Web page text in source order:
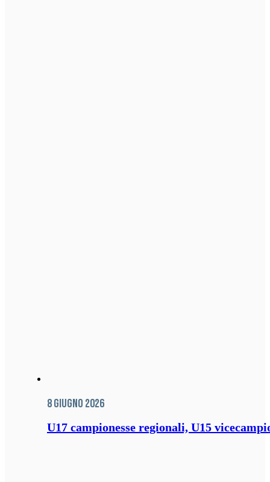
8 Giugno 2026
U17 campionesse regionali, U15